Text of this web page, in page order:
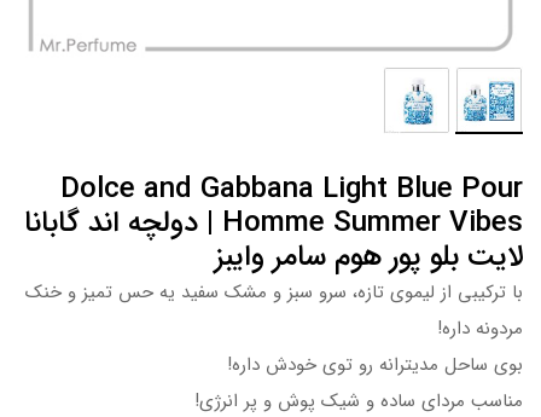
Dolce and Gabbana Light Blue Pour
Homme Summer Vibes | دولچه اند گابانا
لایت بلو پور هوم سامر وایبز
با ترکیبی از لیموی تازه، سرو سبز و مشک سفید یه حس تمیز و خنک
مردونه داره!
بوی ساحل مدیترانه رو توی خودش داره!
مناسب مردای ساده و شیک پوش و پر انرژی!